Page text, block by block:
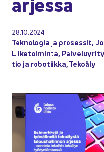
28.10.2024
Tek­no­lo­gia ja pro­ses­sit,
Lii­ke­toi­min­ta,
tio ja ro­bo­tiik­ka,Te­ko­ä­ly